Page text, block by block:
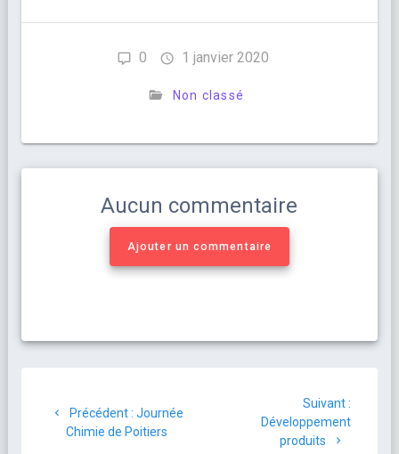
0 1 janvier 2020
Non classé
Aucun commentaire
Ajouter un commentaire
Précédent : Journée
Chimie de Poitiers
Suivant :
Développement
produits